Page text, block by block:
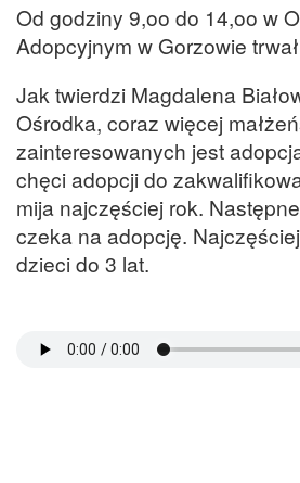
Od godziny 9,oo do 14,oo w
Adopcyjnym w Gorzowie
Jak twierdzi Magdalena
Ośrodka, coraz więcej
zainteresowanych jest
chęci adopcji do
mija najczęściej rok.
czeka na adopcję.
dzieci do 3 lat.